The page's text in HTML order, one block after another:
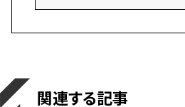
関連する記事